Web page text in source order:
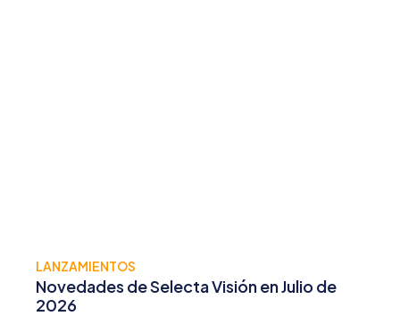
LANZAMIENTOS
Novedades de Selecta Visión en Julio de
2026